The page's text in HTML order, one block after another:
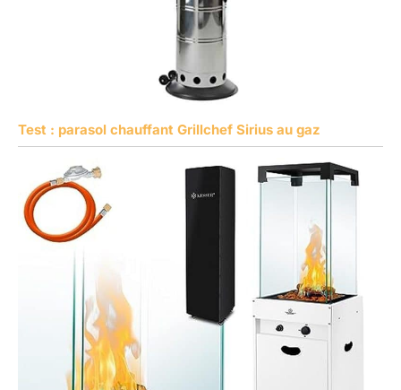
Test : parasol chauffant Grillchef Sirius au gaz